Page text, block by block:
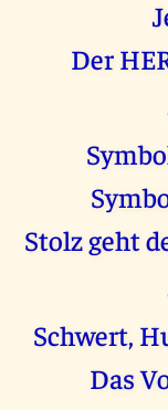
Der
Stolz geht
Schwert,
Das